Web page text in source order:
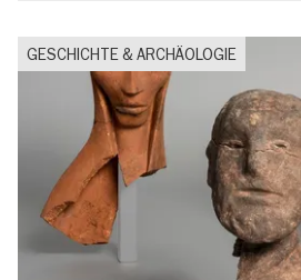
GESCHICHTE & ARCHÄOLOGIE